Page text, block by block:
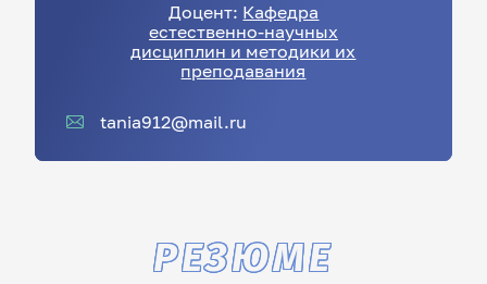
Доцент: Кафедра
естественно-научных
дисциплин и методики их
преподавания
tania912@mail.ru
РЕЗЮМЕ